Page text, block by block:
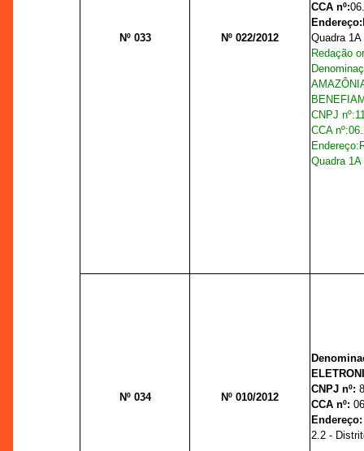
Nº 033 Nº 022/2012
CCA nº:
Endereço:
Quadra
Redação
CNPJ nº:
CCA nº:
Endereço:
Quadra
Nº 034 Nº 010/2012
CNPJ nº:
CCA nº:
2.2 -